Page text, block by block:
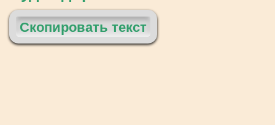
Скопировать текст